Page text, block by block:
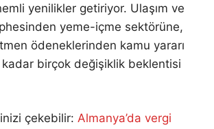
yenilikler getiriyor. Ulaşım ve
yeme-içme sektörüne,
ödeneklerinden kamu yararı
birçok değişiklik beklentisi
çekebilir: Almanya’da vergi